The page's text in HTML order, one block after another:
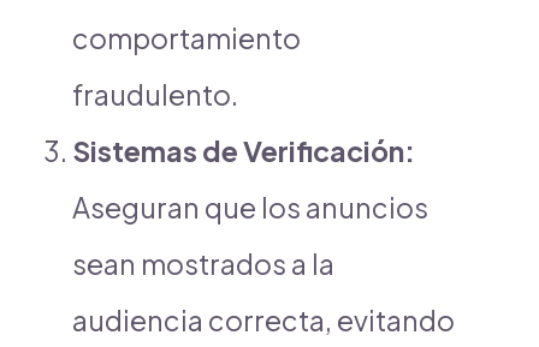
comportamiento
fraudulento.
Sistemas de Verificación:
Aseguran que los anuncios
sean mostrados a la
audiencia correcta, evitando